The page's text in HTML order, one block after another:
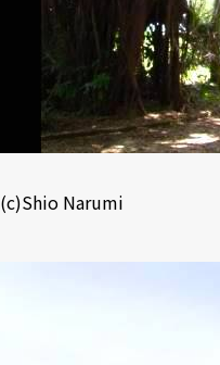
(c)Shio Narumi